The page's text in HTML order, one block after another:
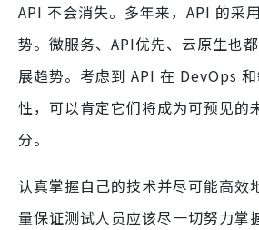
API 不会消失。多年来，API 的采
势。微服务、API优先、云原生也
展趋势。考虑到 API 在 DevOps
性，可以肯定它们将成为可预见的
分。
认真掌握自己的技术并尽可能高效
量保证测试人员应该尽一切努力掌